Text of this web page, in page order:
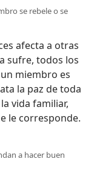
se rebele o se
afecta a otras
sufre, todos los
miembro es
la paz de toda
vida familiar,
le corresponde.
a hacer buen